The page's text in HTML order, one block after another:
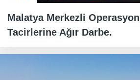
Malatya Merkezli
Tacirlerine Ağır Darbe.